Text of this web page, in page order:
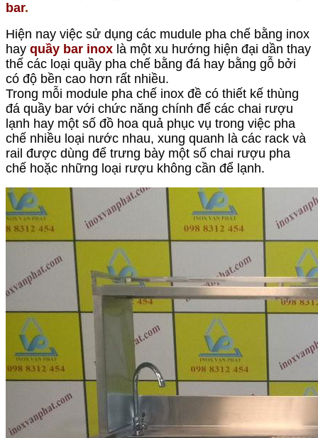
bar.
Hiện nay việc sử dụng các mudule pha chế bằng inox
hay quầy bar inox là một xu hướng hiện đại dần thay
thế các loại quầy pha chế bằng đá hay bằng gỗ bởi
có độ bền cao hơn rất nhiều.
Trong mỗi module pha chế inox đề có thiết kế thùng
đá quầy bar với chức năng chính để các chai rượu
lạnh hay một số đồ hoa quả phục vụ trong việc pha
chế nhiều loại nước nhau, xung quanh là các rack và
rail được dùng để trưng bày một số chai rượu pha
chế hoặc những loại rượu không cần để lạnh.